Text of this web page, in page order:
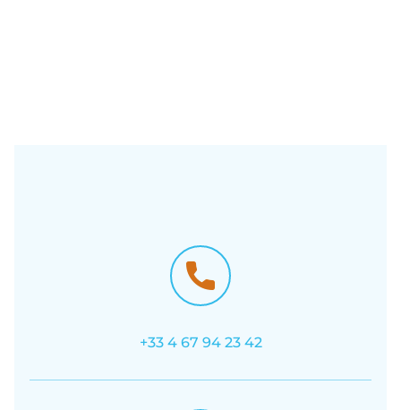
+33 4 67 94 23 42